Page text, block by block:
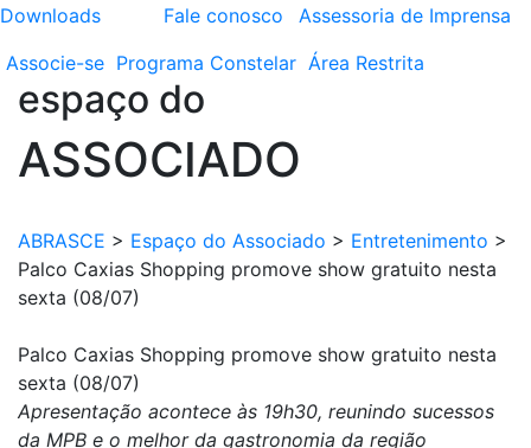
Downloads
Fale conosco
Assessoria de Imprensa
Associe-se Programa Constelar Área Restrita
espaço do
ASSOCIADO
ABRASCE > Espaço do Associado > Entretenimento >
Palco Caxias Shopping promove show gratuito nesta
sexta (08/07)
Palco Caxias Shopping promove show gratuito nesta
sexta (08/07)
Apresentação acontece às 19h30, reunindo sucessos
da MPB e o melhor da gastronomia da região